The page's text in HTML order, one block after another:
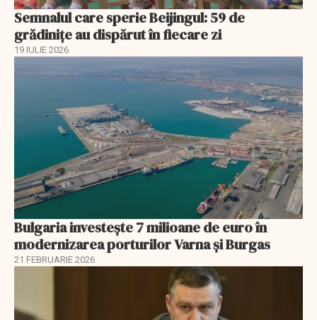
Semnalul care sperie Beijingul: 59 de
grădinițe au dispărut în fiecare zi
19 IULIE 2026
Bulgaria investește 7 milioane de euro în
modernizarea porturilor Varna și Burgas
21 FEBRUARIE 2026